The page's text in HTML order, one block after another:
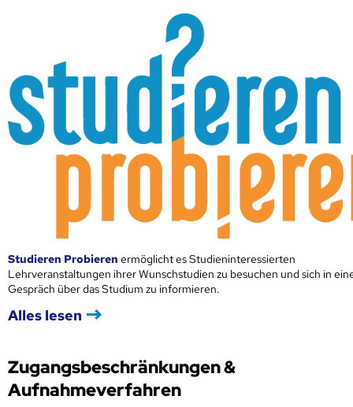
Studieren Probieren ermöglicht es Studieninteressierten
Lehrveranstaltungen ihrer Wunschstudien zu besuchen und sich in
Gespräch über das Studium zu informieren.
Alles lesen
Zugangsbeschränkungen &
Aufnahmeverfahren